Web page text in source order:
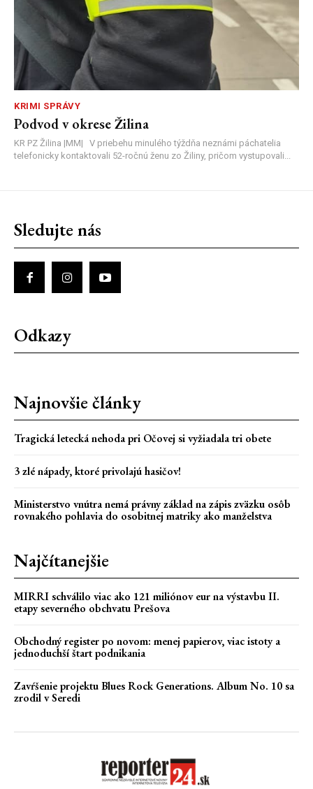
KRIMI SPRÁVY
Podvod v okrese Žilina
KR PZ Žilina |MM| V priebehu minulého týždňa neznámi páchatelia
telefonicky kontaktovali 52-ročnú ženu zo Žiliny, pričom vystupovali...
Sledujte nás
Odkazy
Najnovšie články
Tragická letecká nehoda pri Očovej si vyžiadala tri obete
3 zlé nápady, ktoré privolajú hasičov!
Ministerstvo vnútra nemá právny základ na zápis zväzku osôb
rovnakého pohlavia do osobitnej matriky ako manželstva
Najčítanejšie
MIRRI schválilo viac ako 121 miliónov eur na výstavbu II.
etapy severného obchvatu Prešova
Obchodný register po novom: menej papierov, viac istoty a
jednoduchší štart podnikania
Zavŕšenie projektu Blues Rock Generations. Album No. 10 sa
zrodil v Seredi